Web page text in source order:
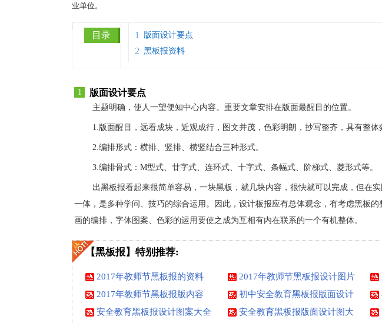
业单位。
目录 1 版面设计要点
2 黑板报资料
1 版面设计要点
主题明确，使人一望便知中心内容。重要文章安排在版面最醒目的位置。
1.版面醒目，远看成块，近观成行，图文并茂，色彩明朗，抄写整齐，具有整体
2.编排形式：横排、竖排、横竖结合三种形式。
3.编排骨式：M型式、廿字式、连环式、十字式、条幅式、阶梯式、菱形式等。
出黑板报看起来很简单容易，一块黑板，就几块内容，很快就可以完成，但在
一体，是多种学问、技巧的综合运用。因此，设计板报应有总体观念，有考虑黑板
画的编排，字体图案、色彩的运用要使之成为互相有内在联系的一个有机整体。
【黑板报】特别推荐:
2017年教师节黑板报的资料 2017年教师节黑板报设计图片
2017年教师节黑板报版内容
初中安全教育黑板报版面设计
图
安全教育黑板报设计图案大全
安全教育黑板报版面设计图大